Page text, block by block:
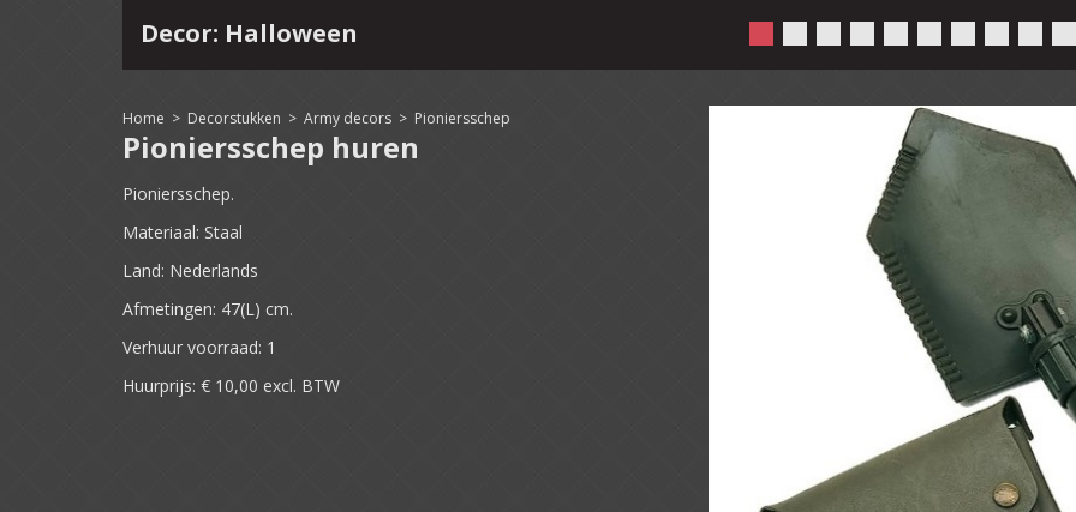
Decor: Halloween
Home > Decorstukken > Army decors > Pioniersschep
Pioniersschep huren
Pioniersschep.
Materiaal: Staal
Land: Nederlands
Afmetingen: 47(L) cm.
Verhuur voorraad: 1
Huurprijs: € 10,00 excl. BTW